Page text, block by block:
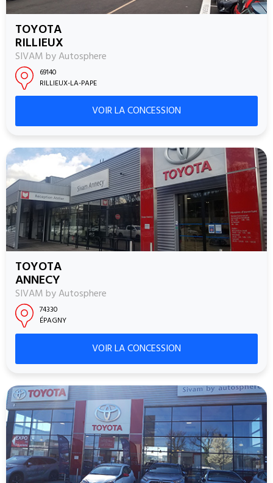
TOYOTA
RILLIEUX
SIVAM by Autosphere
69140
RILLIEUX-LA-PAPE
VOIR LA CONCESSION
TOYOTA
ANNECY
SIVAM by Autosphere
74330
ÉPAGNY
VOIR LA CONCESSION